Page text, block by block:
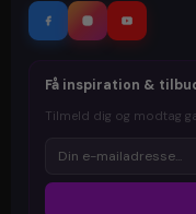
Få inspiration &
Tilmeld dig og modtag